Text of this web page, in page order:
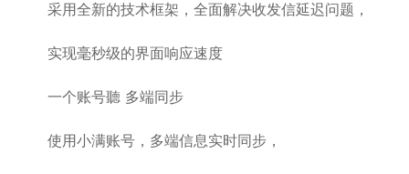
采用全新的技术框架，全面解决收发信延迟问题，
实现毫秒级的界面响应速度
一个账号聽 多端同步
使用小满账号，多端信息实时同步，